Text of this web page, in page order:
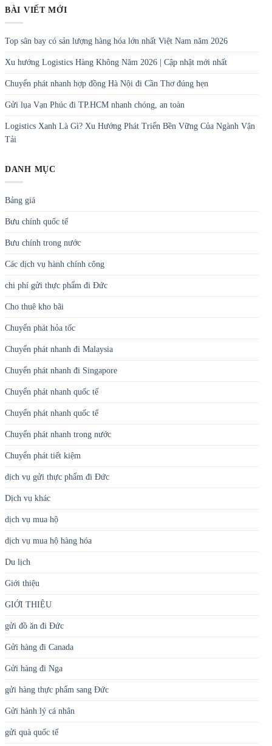
BÀI VIẾT MỚI
Top sân bay có sản lượng hàng hóa lớn nhất Việt Nam năm 2026
Xu hướng Logistics Hàng Không Năm 2026 | Cập nhật mới nhất
Chuyển phát nhanh hợp đồng Hà Nội đi Cần Thơ đúng hẹn
Gửi lụa Vạn Phúc đi TP.HCM nhanh chóng, an toàn
Logistics Xanh Là Gì? Xu Hướng Phát Triển Bền Vững Của Ngành Vận
Tải
DANH MỤC
Bảng giá
Bưu chính quốc tế
Bưu chính trong nước
Các dịch vụ hành chính công
chi phí gửi thực phẩm đi Đức
Cho thuê kho bãi
Chuyển phát hỏa tốc
Chuyển phát nhanh đi Malaysia
Chuyển phát nhanh đi Singapore
Chuyển phát nhanh quốc tế
Chuyển phát nhanh quốc tế
Chuyển phát nhanh trong nước
Chuyển phát tiết kiệm
dịch vụ gửi thực phẩm đi Đức
Dịch vụ khác
dịch vụ mua hộ
dịch vụ mua hộ hàng hóa
Du lịch
Giới thiệu
GIỚI THIỆU
gửi đồ ăn đi Đức
Gửi hàng đi Canada
Gửi hàng đi Nga
gửi hàng thực phẩm sang Đức
Gửi hành lý cá nhân
gửi quà quốc tế